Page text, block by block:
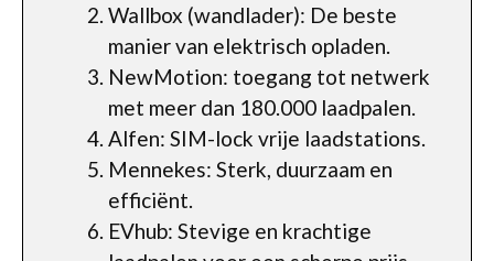
Wallbox (wandlader): De beste
manier van elektrisch opladen.
NewMotion: toegang tot netwerk
met meer dan 180.000 laadpalen.
Alfen: SIM-lock vrije laadstations.
Mennekes: Sterk, duurzaam en
efficiënt.
EVhub: Stevige en krachtige